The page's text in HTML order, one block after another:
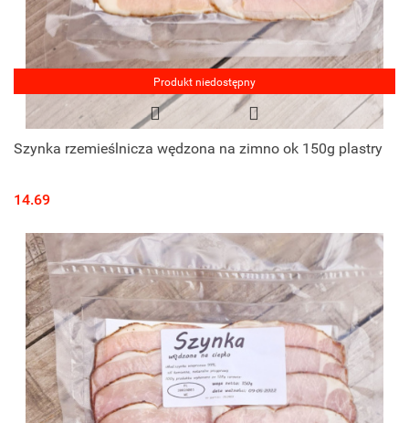
Produkt niedostępny
Szynka rzemieślnicza wędzona na zimno ok 150g plastry
14.69